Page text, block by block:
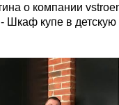
о компании
Шкаф купе в детскую